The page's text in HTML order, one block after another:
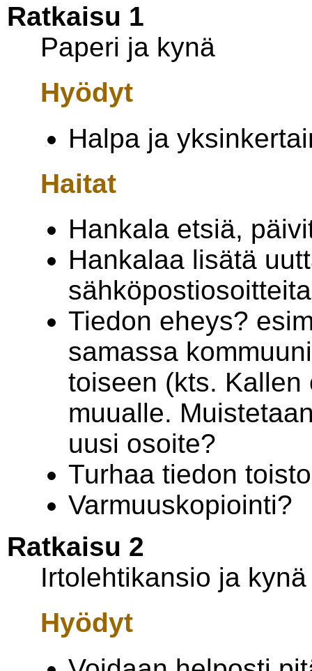
Ratkaisu 1
Paperi ja kynä
Hyödyt
Halpa ja
Haitat
Hankala etsiä,
Hankalaa lisätä
sähköpostiosoitteita
Tiedon eheys?
samassa
toiseen (kts. Kallen
muualle.
uusi osoite?
Turhaa tiedon
Varmuuskopiointi?
Ratkaisu 2
Irtolehtikansio ja kynä
Hyödyt